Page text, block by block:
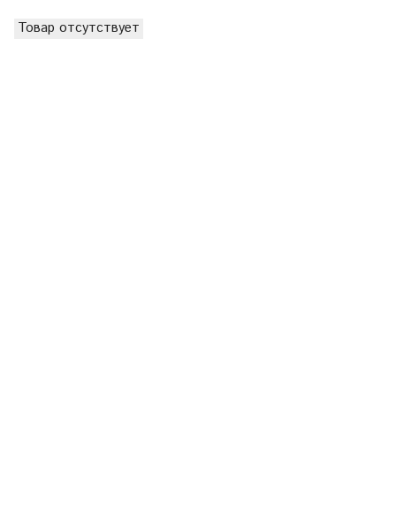
Товар отсутствует